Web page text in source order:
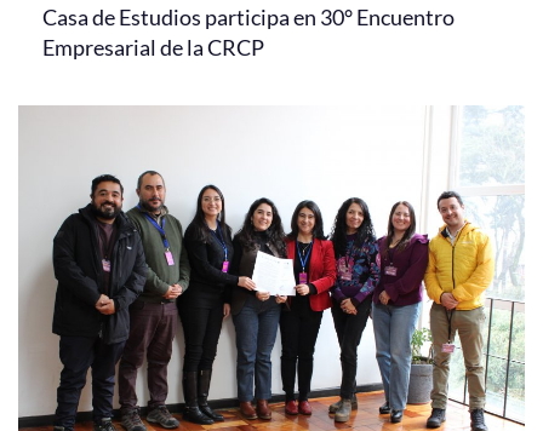
Casa de Estudios participa en 30° Encuentro
Empresarial de la CRCP